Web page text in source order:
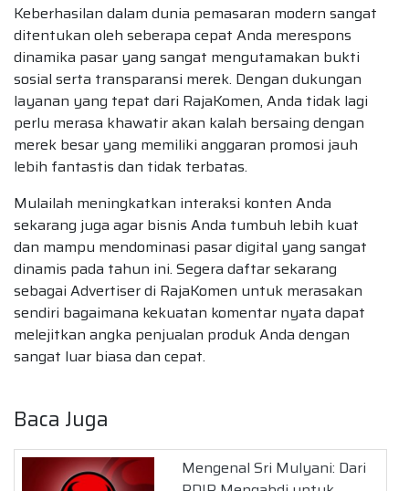
Keberhasilan dalam dunia pemasaran modern sangat
ditentukan oleh seberapa cepat Anda merespons
dinamika pasar yang sangat mengutamakan bukti
sosial serta transparansi merek. Dengan dukungan
layanan yang tepat dari RajaKomen, Anda tidak lagi
perlu merasa khawatir akan kalah bersaing dengan
merek besar yang memiliki anggaran promosi jauh
lebih fantastis dan tidak terbatas.
Mulailah meningkatkan interaksi konten Anda
sekarang juga agar bisnis Anda tumbuh lebih kuat
dan mampu mendominasi pasar digital yang sangat
dinamis pada tahun ini. Segera daftar sekarang
sebagai Advertiser di RajaKomen untuk merasakan
sendiri bagaimana kekuatan komentar nyata dapat
melejitkan angka penjualan produk Anda dengan
sangat luar biasa dan cepat.
Baca Juga
Mengenal Sri Mulyani: Dari